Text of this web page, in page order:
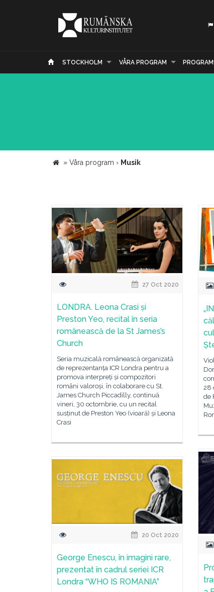
STOCKHOLM VÅRA PROGRAM
» Våra program › Musik
27 Oct 2020
LONDRA. Leona Crasi și
Preston Yeo, recital în seria
românească de la St James’s
Church
Seria muzicală românească organizată
de reprezentanța ICR Londra pentru a
promova interpreți și compozitori
români valoroși, în colaborare cu St.
James Church Piccadilly, continuă
vineri, 30 octombrie, cu un recital
susținut de Preston Yeo (vioară) și Leona
Crasi
28
de
20 Oct 2020
George Enescu, în imagini rare,
prezentat în cadrul seriei ICR
Londra “WHO IS ROMANIA”